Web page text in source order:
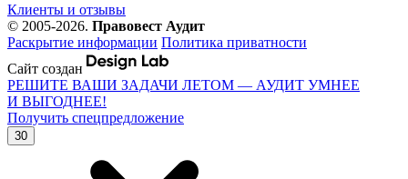
Клиенты и отзывы
© 2005-2026. Правовест Аудит
Раскрытие информации Политика приватности
Сайт создан
РЕШИТЕ ВАШИ ЗАДАЧИ ЛЕТОМ — АУДИТ УМНЕЕ
И ВЫГОДНЕЕ!
Получить спецпредложение
30